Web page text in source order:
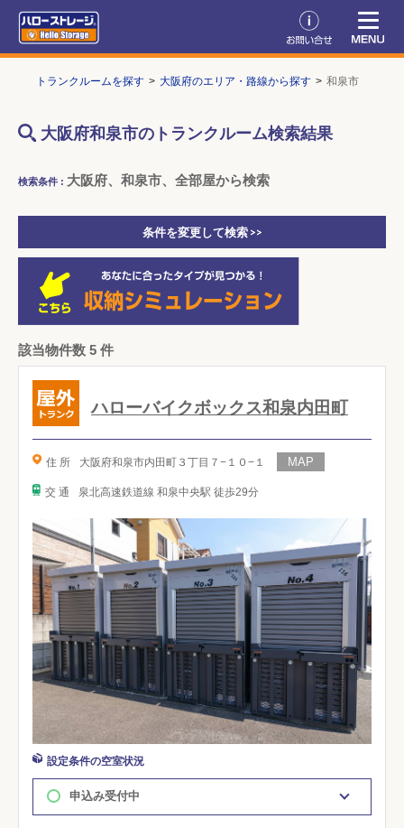
トランクルームを探す 大阪府のエリア・路線から探す 和泉市
大阪府和泉市のトランクルーム検索結果
検索条件 : 大阪府、和泉市、全部屋から検索
条件を変更して検索 >>
該当物件数 5 件
ハローバイクボックス和泉内田町
住 所 大阪府和泉市内田町３丁目７−１０−１
交 通 泉北高速鉄道線 和泉中央駅 徒歩29分
設定条件の空室状況
申込み受付中